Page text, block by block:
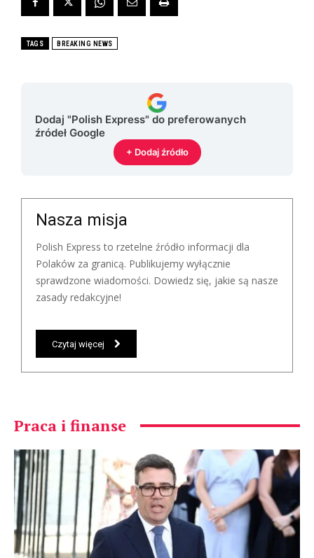
TAGS BREAKING NEWS
Dodaj "Polish Express" do preferowanych
źródeł Google
+ Dodaj źródło
Nasza misja
Polish Express to rzetelne źródło informacji dla
Polaków za granicą. Publikujemy wyłącznie
sprawdzone wiadomości. Dowiedz się, jakie są nasze
zasady redakcyjne!
Czytaj więcej
Praca i finanse